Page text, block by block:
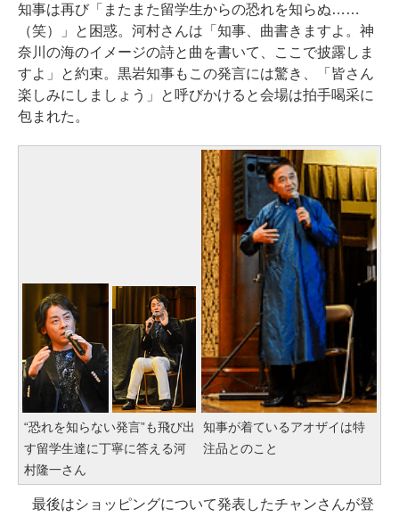
知事は再び「またまた留学生からの恐れを知らぬ……
（笑）」と困惑。河村さんは「知事、曲書きますよ。神
奈川の海のイメージの詩と曲を書いて、ここで披露しま
すよ」と約束。黒岩知事もこの発言には驚き、「皆さん
楽しみにしましょう」と呼びかけると会場は拍手喝采に
包まれた。
“恐れを知らない発言”も飛び出
す留学生達に丁寧に答える河
村隆一さん
知事が着ているアオザイは特
注品とのこと
最後はショッピングについて発表したチャンさんが登